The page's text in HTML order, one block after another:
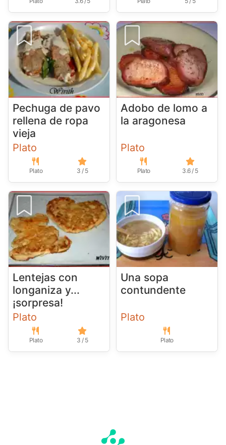
Pechuga de pavo
rellena de ropa
vieja
Plato
Plato 3 / 5
Adobo de lomo a
la aragonesa
Plato
Plato 3.6 / 5
Lentejas con
longaniza y...
¡sorpresa!
Plato
Plato 3 / 5
Una sopa
contundente
Plato
Plato